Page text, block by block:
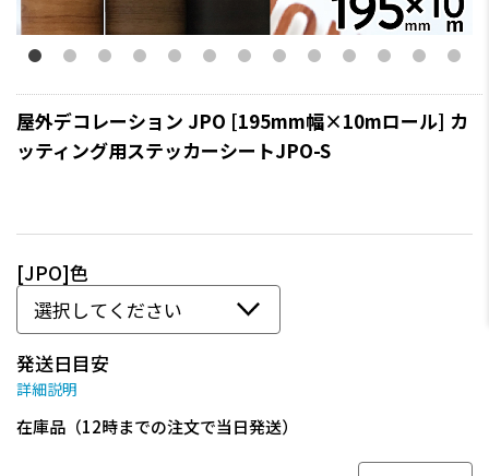
屋外デコレーション JPO [195mm幅×10mロール] カ
ッティング用ステッカーシートJPO-S
[JPO]色
発送日目安
詳細説明
在庫品（12時までの注文で当日発送）